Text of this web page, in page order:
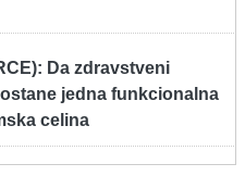
Da zdravstveni
jedna funkcionalna
celina